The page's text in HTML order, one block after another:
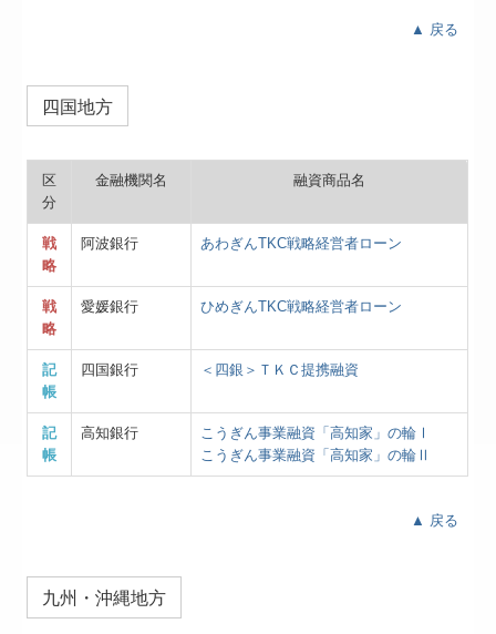
▲ 戻る
四国地方
区
分
金融機関名 融資商品名
戦
略
阿波銀行 あわぎんTKC戦略経営者ローン
戦
略
愛媛銀行 ひめぎんTKC戦略経営者ローン
記
帳
四国銀行 ＜四銀＞ＴＫＣ提携融資
記
帳
高知銀行
こうぎん事業融資「高知家」の輪Ⅰ
こうぎん事業融資「高知家」の輪Ⅱ
▲ 戻る
九州・沖縄地方